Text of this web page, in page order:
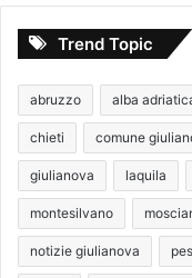
Trend Topic
abruzzo alba
chieti comune
giulianova laquila
montesilvano
notizie giulianova